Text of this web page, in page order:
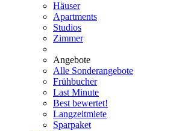
Häuser
Apartments
Studios
Zimmer
Angebote
Alle Sonderangebote
Frühbucher
Last Minute
Best bewertet!
Langzeitmiete
Sparpaket